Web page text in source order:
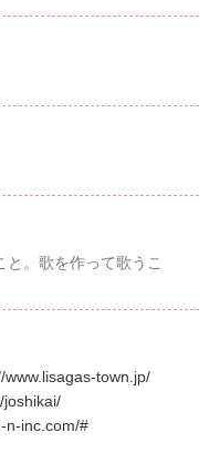
。歌を作って歌うこ
www.lisagas-town.jp/
joshikai/
n-inc.com/#